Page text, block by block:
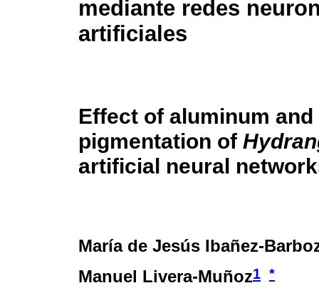
mediante redes
artificiales
Effect of aluminum
pigmentation of
artificial neural
María de Jesús Ibañez-
Manuel Livera-Muñoz1 *